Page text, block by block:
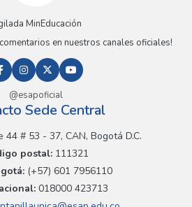
MinEducación
en nuestros canales oficiales!
@esapoficial
Sede Central
# 53 - 37, CAN, Bogotá D.C.
postal: 111321
(+57) 601 7956110
018000 423713